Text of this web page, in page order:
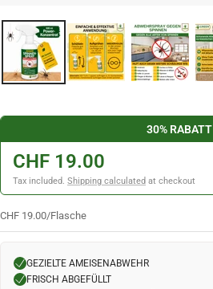
30% RABATT
CHF 19.00
Tax included. Shipping calculated at checkout
CHF 19.00/Flasche
GEZIELTE AMEISENABWEHR
FRISCH ABGEFÜLLT